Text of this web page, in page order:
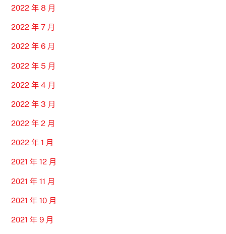
2022 年 8 月
2022 年 7 月
2022 年 6 月
2022 年 5 月
2022 年 4 月
2022 年 3 月
2022 年 2 月
2022 年 1 月
2021 年 12 月
2021 年 11 月
2021 年 10 月
2021 年 9 月